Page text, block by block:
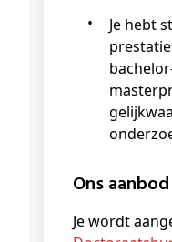
Je hebt sterke academische
Ons
Je wordt